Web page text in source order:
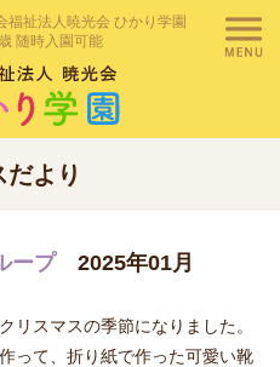
福祉法人暁光会 ひかり学園
随時入園可能
だより
ープ 2025年01月
スマスの季節になりました。
って、折り紙で作った可愛い靴